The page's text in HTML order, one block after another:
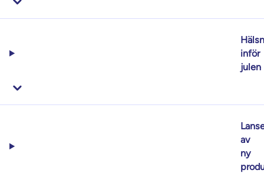
inför
julen
av
ny